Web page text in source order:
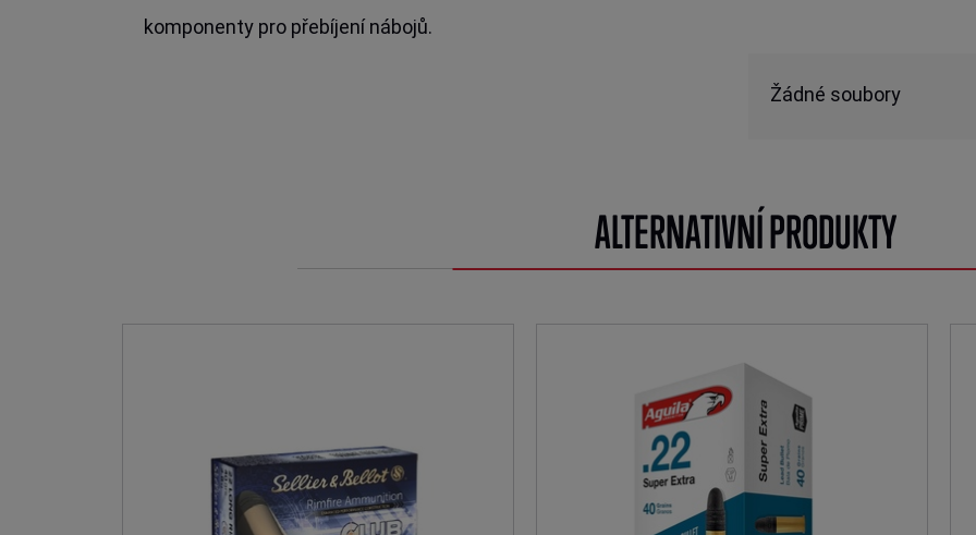
komponenty pro přebíjení nábojů.
Žádné soubory
ALTERNATIVNÍ PRODUKTY